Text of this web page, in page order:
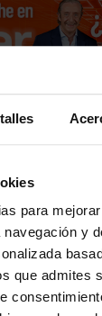
para
y
que admites